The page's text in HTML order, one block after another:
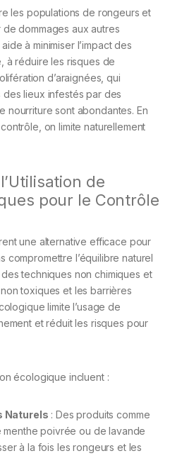
les populations de rongeurs et
de dommages aux autres
à minimiser l’impact des
à réduire les risques de
d’araignées, qui
lieux infestés par des
nourriture sont abondantes. En
on limite naturellement
de
pour le Contrôle
une alternative efficace pour
compromettre l’équilibre naturel
techniques non chimiques et
toxiques et les barrières
limite l’usage de
et réduit les risques pour
écologique incluent :
Naturels : Des produits comme
menthe poivrée ou de lavande
à la fois les rongeurs et les